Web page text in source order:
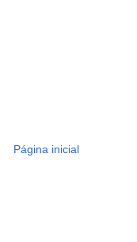
Página inicial